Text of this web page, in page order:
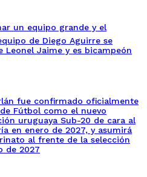
un equipo grande y el
de Diego Aguirre se
Jaime y es bicampeón
fue confirmado oficialmente
Fútbol como el nuevo
uruguaya Sub-20 de cara al
en enero de 2027, y asumirá
al frente de la selección
de 2027